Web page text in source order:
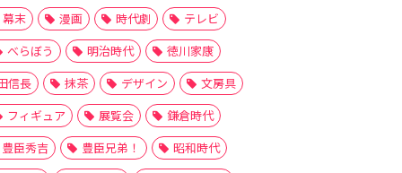
幕末
漫画 時代劇
テレビ
べらぼう
明治時代
徳川家康
信長
抹茶 デザイン
文房具
フィギュア
展覧会
鎌倉時代
豊臣秀吉
豊臣兄弟！
昭和時代